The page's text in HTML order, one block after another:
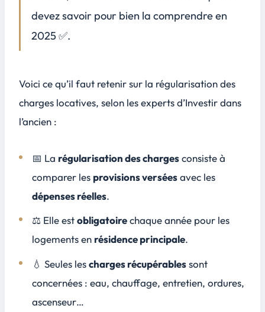
Exemple concret
Combien ça coûte ?
8
devez savoir pour bien la comprendre en
2025 ✅.
Voici ce qu’il faut retenir sur la régularisation des
charges locatives, selon les experts d’Investir dans
l’ancien :
📅 La régularisation des chargesconsiste à
comparer les provisions verséesavec les
dépenses réelles.
⚖️ Elle estobligatoirechaque année pour les
logements en résidence principale.
💧 Seules lescharges récupérablessont
concernées : eau, chauffage, entretien, ordures,
ascenseur…